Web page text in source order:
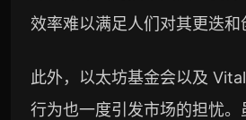
效率难以满足人们对其更迭和
此外，以太坊基金会以及
行为也一度引发市场的担忧